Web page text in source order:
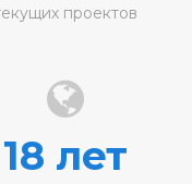
проектов
18 лет